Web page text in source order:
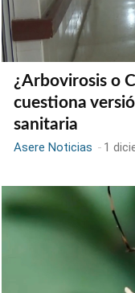
¿Arbovirosis o
cuestiona
sanitaria
Asere Noticias - 1